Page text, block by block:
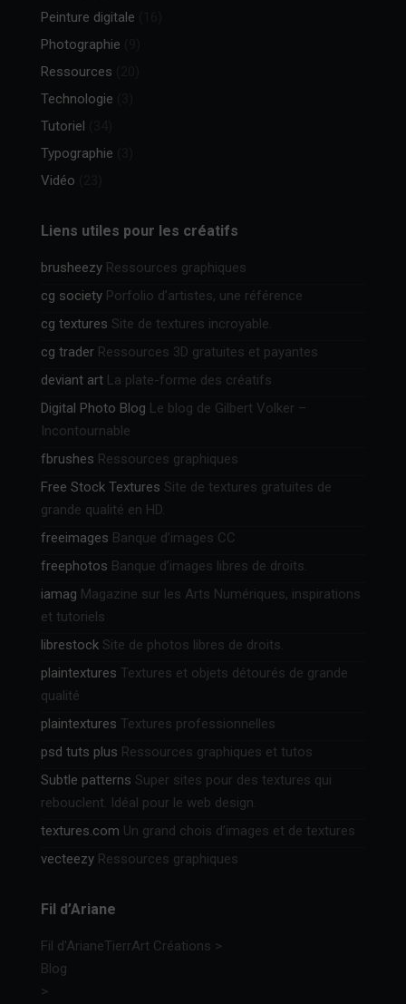
Peinture digitale
Photographie
Ressources
Technologie
Tutoriel
Typographie
Vidéo
Liens utiles pour les créatifs
brusheezy Ressources graphiques
cg society Porfolio d’artistes, une référence
cg textures Site de textures incroyable.
cg trader Ressources 3D gratuites et payantes
deviant art La plate-forme des créatifs
Digital Photo Blog Le blog de Gilbert Volker –
Incontournable
fbrushes Ressources graphiques
Free Stock Textures Site de textures gratuites de
grande qualité en HD.
freeimages Banque d’images CC
freephotos Banque d’images libres de droits.
iamag Magazine sur les Arts Numériques, inspirations
et tutoriels
librestock Site de photos libres de droits.
plaintextures Textures et objets détourés de grande
qualité
plaintextures Textures professionnelles
psd tuts plus Ressources graphiques et tutos
Subtle patterns Super sites pour des textures qui
rebouclent. Idéal pour le web design.
textures.com Un grand chois d’images et de textures
vecteezy Ressources graphiques
Fil d’Ariane
Fil d'ArianeTierrArt Créations >
Blog
>